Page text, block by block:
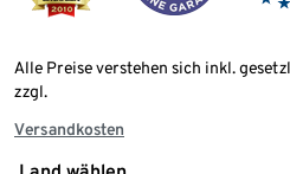
Alle Preise verstehen sich inkl.
zzgl.
Versandkosten